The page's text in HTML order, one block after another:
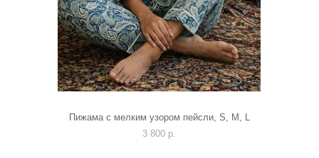
Пижама с мелким узором пейсли, S, M, L
3 800 p.